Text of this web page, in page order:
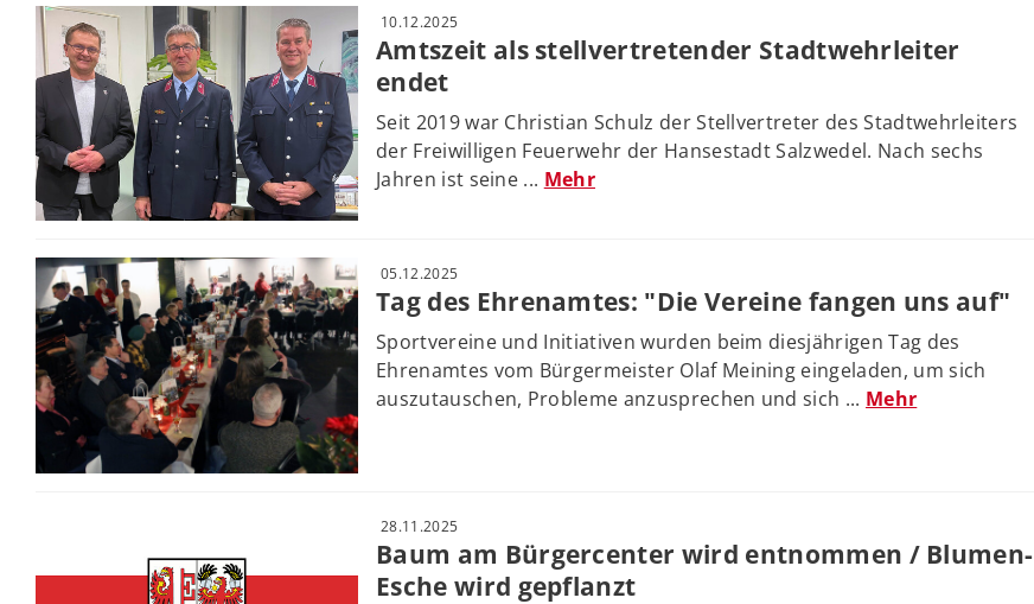
10.12.2025
Amtszeit als stellvertretender Stadtwehrleiter
endet
Seit 2019 war Christian Schulz der Stellvertreter des Stadtwehrleiters
der Freiwilligen Feuerwehr der Hansestadt Salzwedel. Nach sechs
Jahren ist seine ... Mehr
05.12.2025
Tag des Ehrenamtes: "Die Vereine fangen uns auf"
Sportvereine und Initiativen wurden beim diesjährigen Tag des
Ehrenamtes vom Bürgermeister Olaf Meining eingeladen, um sich
auszutauschen, Probleme anzusprechen und sich ... Mehr
28.11.2025
Baum am Bürgercenter wird entnommen / Blumen-
Esche wird gepflanzt